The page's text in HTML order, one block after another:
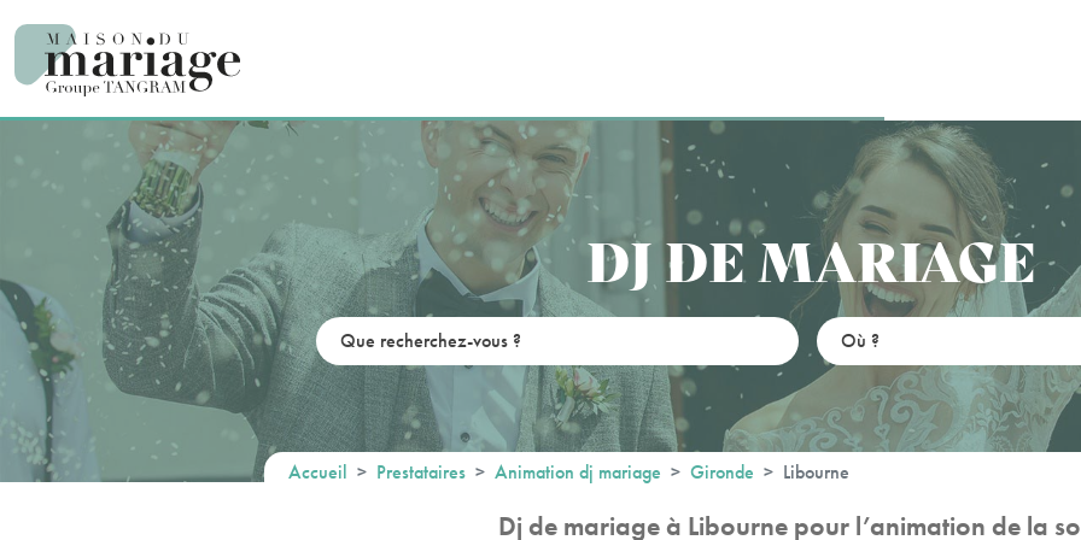
DJ DE MARIAGE
Accueil Prestataires Animation dj mariage Gironde Libourne
Dj de mariage à Libourne pour l’animation de la